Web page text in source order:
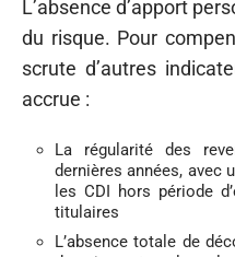
L’absence d’apport
du risque. Pour
scrute d’autres
accrue :
La régularité des
dernières années, avec
les CDI hors période
titulaires
L’absence totale de